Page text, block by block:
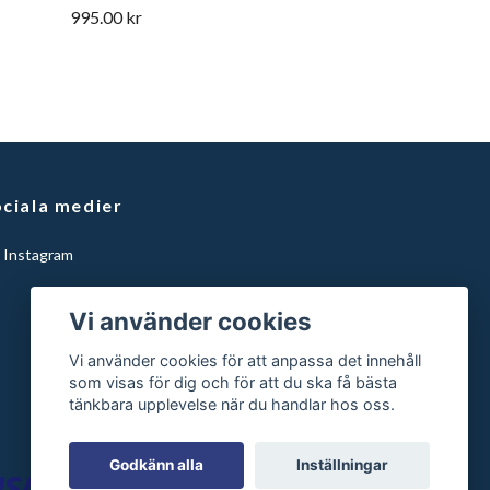
995.00 kr
medier
Instagram
Vi använder cookies
Vi använder cookies för att anpassa det innehåll
som visas för dig och för att du ska få bästa
tänkbara upplevelse när du handlar hos oss.
Godkänn alla Inställningar